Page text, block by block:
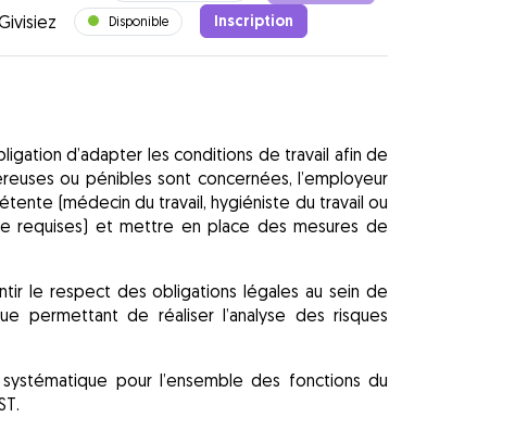
Disponible Inscription
d’adapter les conditions de travail afin de
ou pénibles sont concernées, l’employeur
(médecin du travail, hygiéniste du travail ou
requises) et mettre en place des mesures de
le respect des obligations légales au sein de
permettant de réaliser l’analyse des risques
pour l’ensemble des fonctions du